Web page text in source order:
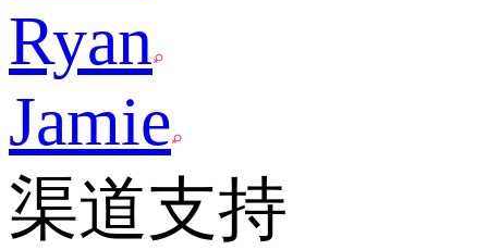
Ryan
Jamie
渠道支持